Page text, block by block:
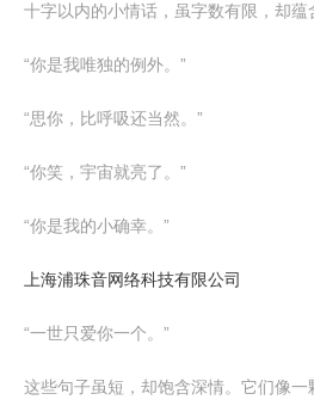
十字以内的小情话，虽字数有限，却蕴
“你是我唯独的例外。”
“思你，比呼吸还当然。”
“你笑，宇宙就亮了。”
“你是我的小确幸。”
上海浦珠音网络科技有限公司
“一世只爱你一个。”
这些句子虽短，却饱含深情。它们像